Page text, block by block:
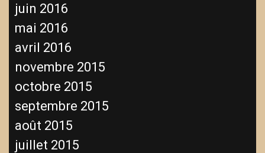
juin 2016
mai 2016
avril 2016
novembre 2015
octobre 2015
septembre 2015
août 2015
juillet 2015